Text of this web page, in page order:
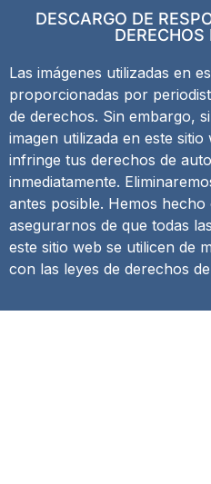
DESCARGO DE
DERECHOS
Las imágenes utilizadas en
proporcionadas por
de derechos. Sin embargo,
imagen utilizada en este
infringe tus derechos de
inmediatamente.
antes posible. Hemos
asegurarnos de que todas
este sitio web se utilicen de
con las leyes de derechos